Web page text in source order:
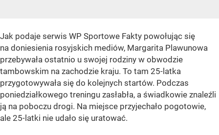
Jak podaje serwis WP Sportowe Fakty powołując się
na doniesienia rosyjskich mediów, Margarita Plawunowa
przebywała ostatnio u swojej rodziny w obwodzie
tambowskim na zachodzie kraju. To tam 25-latka
przygotowywała się do kolejnych startów. Podczas
poniedziałkowego treningu zasłabła, a świadkowie znaleźli
ją na poboczu drogi. Na miejsce przyjechało pogotowie,
ale 25-latki nie udało się uratować.